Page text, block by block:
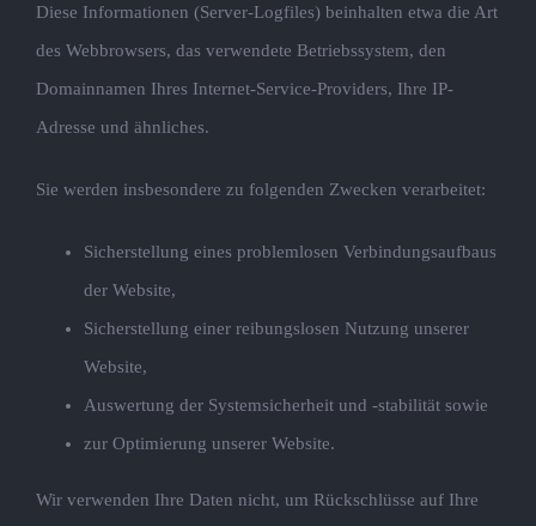
Diese Informationen (Server-Logfiles) beinhalten etwa die Art
des Webbrowsers, das verwendete Betriebssystem, den
Domainnamen Ihres Internet-Service-Providers, Ihre IP-
Adresse und ähnliches.
Sie werden insbesondere zu folgenden Zwecken verarbeitet:
Sicherstellung eines problemlosen Verbindungsaufbaus
der Website,
Sicherstellung einer reibungslosen Nutzung unserer
Website,
Auswertung der Systemsicherheit und -stabilität sowie
zur Optimierung unserer Website.
Wir verwenden Ihre Daten nicht, um Rückschlüsse auf Ihre